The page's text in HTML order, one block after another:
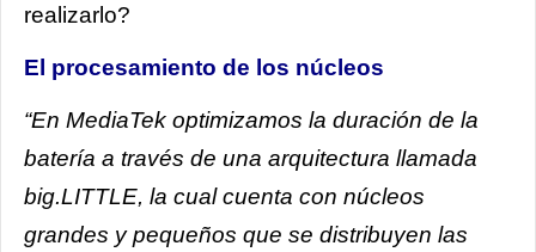
realizarlo?
El procesamiento de los núcleos
“En MediaTek optimizamos la duración de la
batería a través de una arquitectura llamada
big.LITTLE, la cual cuenta con núcleos
grandes y pequeños que se distribuyen las